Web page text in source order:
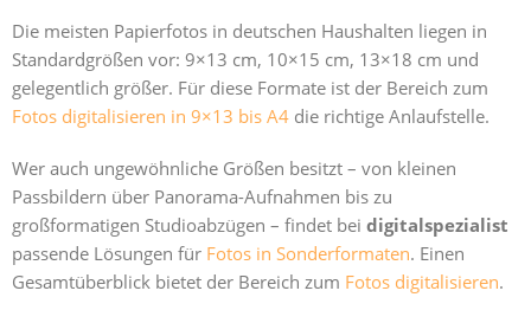
Die meisten Papierfotos in deutschen Haushalten liegen in
Standardgrößen vor: 9×13 cm, 10×15 cm, 13×18 cm und
gelegentlich größer. Für diese Formate ist der Bereich zum
Fotos digitalisieren in 9×13 bis A4 die richtige Anlaufstelle.
Wer auch ungewöhnliche Größen besitzt – von kleinen
Passbildern über Panorama-Aufnahmen bis zu
großformatigen Studioabzügen – findet bei digitalspezialist
passende Lösungen für Fotos in Sonderformaten. Einen
Gesamtüberblick bietet der Bereich zum Fotos digitalisieren.